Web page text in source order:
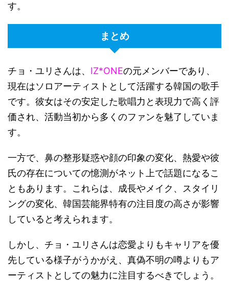
す。
まとめ
チョ・ユリさんは、 IZ*ONEの元メンバーであり、
現在はソロアーティストとして活躍する韓国の歌手
です。彼女はその安定した歌唱力と表現力で高く評
価され、活動当初から多くのファンを魅了していま
す。
一方で、鼻の整形疑惑や顔の印象の変化、熱愛や彼
氏の存在についての憶測がネット上で話題になるこ
ともあります。これらは、成長やメイク、スタイリ
ングの変化、韓国芸能界特有の注目度の高さが影響
していると考えられます。
しかし、チョ・ユリさんは恋愛よりもキャリアを優
先している様子がうかがえ、真偽不明の噂よりもア
ーティストとしての魅力に注目するべきでしょう。